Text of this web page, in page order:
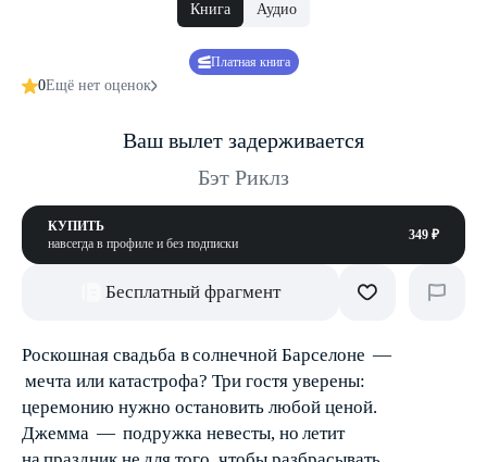
Книга Аудио
Платная книга
0Ещё нет оценок
Ваш вылет задерживается
Бэт Риклз
КУПИТЬ
навсегда в профиле и без подписки
349 ₽
Бесплатный фрагмент
Роскошная свадьба в солнечной Барселоне —
мечта или катастрофа? Три гостя уверены:
церемонию нужно остановить любой ценой.
Джемма — подружка невесты, но летит